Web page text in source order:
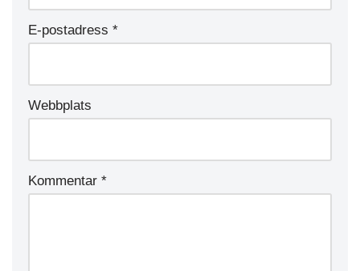
E-postadress *
Webbplats
Kommentar *